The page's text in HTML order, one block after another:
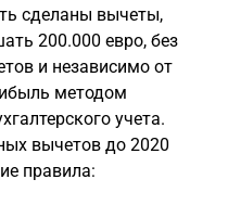
сделаны вычеты,
200.000 евро, без
и независимо от
методом
учета.
вычетов до 2020
правила: